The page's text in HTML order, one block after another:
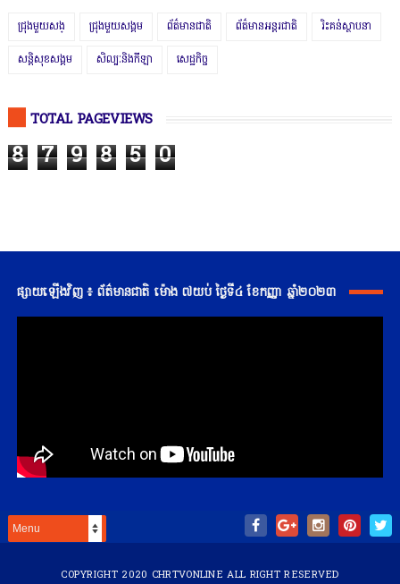
ជ្រុងមួយសង្ ជ្រុងមួយសង្គម ព័ត៌មានជាតិ ព័ត៌មានអន្តរជាតិ រិះគន់ស្ថាបនា
សន្តិសុខសង្គម សិល្បៈនិងកីឡា សេដ្ឋកិច្ច
TOTAL PAGEVIEWS
8 7 9 8 5 0
ផ្សាយឡើងវិញ ៖ ព័ត៌មានជាតិ ម៉ោង ៧យប់ ថ្ងៃទី៤ ខែកញ្ញា ឆ្នាំ២០២៣
COPYRIGHT 2020 CHRTVONLINE ALL RIGHT RESERVED